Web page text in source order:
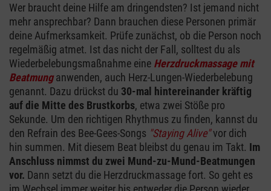
Wer braucht deine Hilfe am dringendsten? Ist jemand nicht
mehr ansprechbar? Dann brauchen diese Personen primär
deine Aufmerksamkeit. Prüfe zunächst, ob die Person noch
regelmäßig atmet. Ist das nicht der Fall, solltest du als
Wiederbelebungsmaßnahme eine Herzdruckmassage mit
Beatmunganwenden, auch Herz-Lungen-Wiederbelebung
genannt. Dazu drückst du 30-mal hintereinander kräftig
auf die Mitte des Brustkorbs, etwa zwei Stöße pro
Sekunde. Um den richtigen Rhythmus zu finden, kannst du
den Refrain des Bee-Gees-Songs "Staying Alive"vor dich
hin summen. Mit diesem Beat bleibst du genau im Takt. Im
Anschluss nimmst du zwei Mund-zu-Mund-Beatmungen
vor. Dann setzt du die Herzdruckmassage fort. So geht es